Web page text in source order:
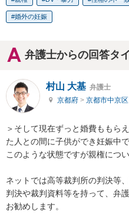
婚外の妊娠
弁護士からの回答タ
村山 大基 弁護士
京都府 > 京都市中京区
＞そして現在ずっと婚費ももら
た人との間に子供ができ妊娠中で
このような状態ですが親権につ
ネットでは高等裁判所の判決等
判決や裁判資料等を持って、弁
お勧めします。